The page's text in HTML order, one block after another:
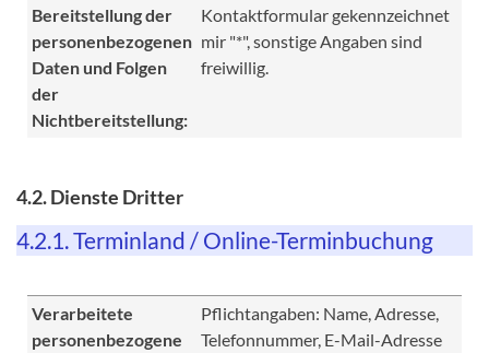
Bereitstellung der
personenbezogenen
Daten und Folgen
der
Nichtbereitstellung:
Kontaktformular gekennzeichnet
mir "*", sonstige Angaben sind
freiwillig.
4.2. Dienste Dritter
4.2.1. Terminland / Online-Terminbuchung
Verarbeitete
personenbezogene
Pflichtangaben: Name, Adresse,
Telefonnummer, E-Mail-Adresse